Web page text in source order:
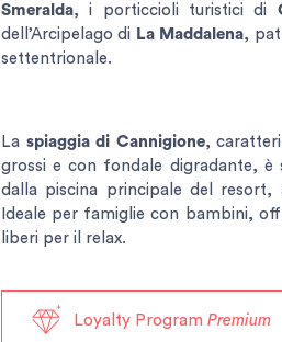
Smeralda, i porticcioli turistici di
dell’Arcipelago di La Maddalena,
settentrionale.
La spiaggia di Cannigione,
grossi e con fondale digradante, è
dalla piscina principale del resort,
Ideale per famiglie con bambini,
liberi per il relax.
Loyalty ProgramPremium